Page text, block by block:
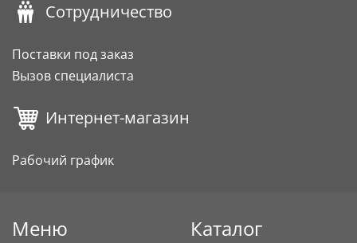
Сотрудничество
Поставки под заказ
Вызов специалиста
Интернет-магазин
Рабочий график
Меню Каталог